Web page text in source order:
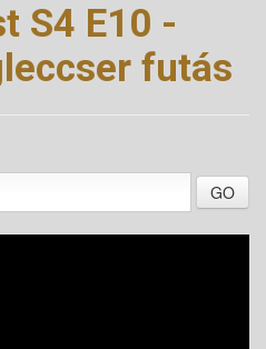
S4 E10 -
futás
GO